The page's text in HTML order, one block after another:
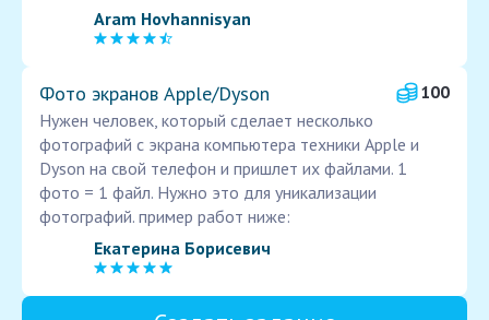
Aram Hovhannisyan
Фото экранов Apple/Dyson
100
Нужен человек, который сделает несколько
фотографий с экрана компьютера техники Apple и
Dyson на свой телефон и пришлет их файлами. 1
фото = 1 файл. Нужно это для уникализации
фотографий. пример работ ниже:
Екатерина Борисевич